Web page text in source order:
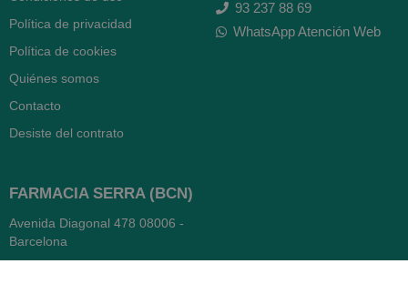
Política de privacidad
Política de cookies
Quiénes somos
Contacto
Desiste del contrato
93 237 88 69
WhatsApp Atención Web
FARMACIA SERRA (BCN)
Avenida Diagonal 478 08006 -
Barcelona